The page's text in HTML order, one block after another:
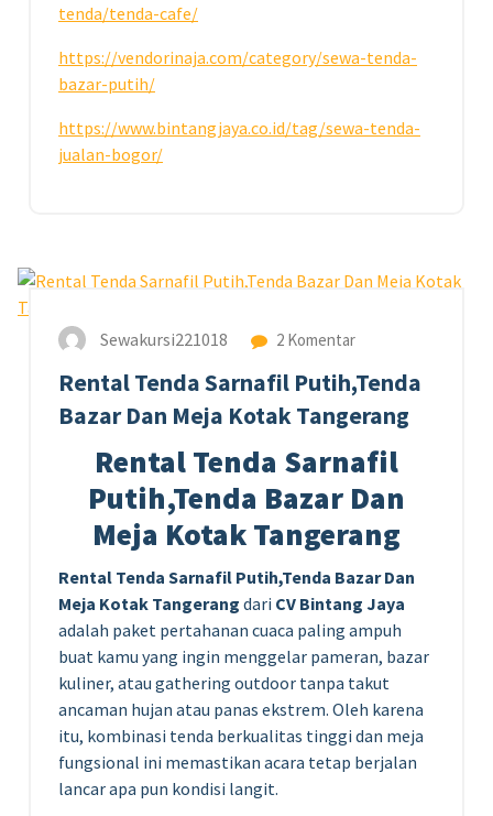
tenda/tenda-cafe/
https://vendorinaja.com/category/sewa-tenda-
bazar-putih/
https://www.bintangjaya.co.id/tag/sewa-tenda-
jualan-bogor/
Sewakursi221018 2 Komentar
Rental Tenda Sarnafil Putih,Tenda
Bazar Dan Meja Kotak Tangerang
Rental Tenda Sarnafil
Putih,Tenda Bazar Dan
Meja Kotak Tangerang
Rental Tenda Sarnafil Putih,Tenda Bazar Dan
Meja Kotak Tangerang dari CV Bintang Jaya
adalah paket pertahanan cuaca paling ampuh
buat kamu yang ingin menggelar pameran, bazar
kuliner, atau gathering outdoor tanpa takut
ancaman hujan atau panas ekstrem. Oleh karena
itu, kombinasi tenda berkualitas tinggi dan meja
fungsional ini memastikan acara tetap berjalan
lancar apa pun kondisi langit.